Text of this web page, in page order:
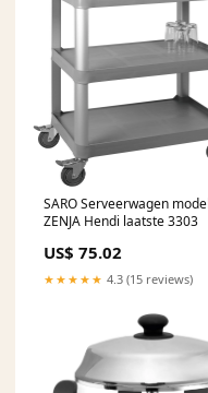
SARO Serveerwagen model
ZENJA Hendi laatste 3303
US$ 75.02
★★★★★ 4.3 (15 reviews)